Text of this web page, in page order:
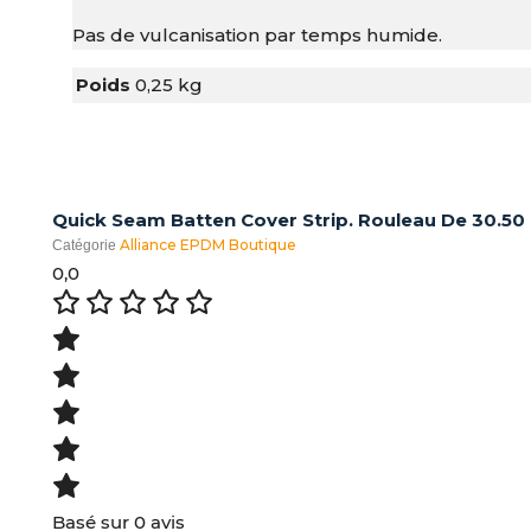
Pas de vulcanisation par temps humide.
Poids 0,25 kg
Quick Seam Batten Cover Strip. Rouleau De 30.50
Catégorie Alliance EPDM Boutique
0,0
Basé sur 0 avis